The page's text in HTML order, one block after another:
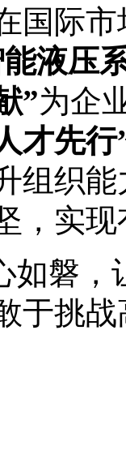
国际
液压
”为企
才先行
组织
，实现
如磐，
于挑